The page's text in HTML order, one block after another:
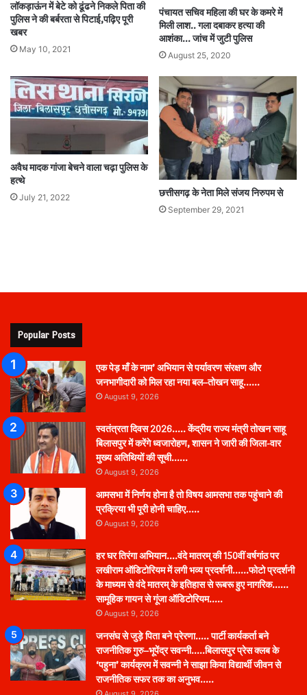
लॉकड़ाऊंन में बेटे को ढूंढने निकले पिता की
पुलिस ने की बर्बरता से पिटाई,पढ़िए पूरी
खबर
May 10, 2021
पंचायत सचिव महिला की घर के कमरे में
मिली लाश.. गला दबाकर हत्या की
आशंका… जांच में जुटी पुलिस
August 25, 2020
अवैध मादक गांजा बेचने वाला चढ़ा पुलिस के
हत्थे
July 21, 2022
छत्तीसगढ़ के नेता मिले संजय निरुपम से
September 29, 2021
Popular Posts
एक पेड़ माँ के नाम’ अभियान से पर्यावरण संरक्षण और
जनभागीदारी को मिल रहा नया बल–तोखन साहू……
August 9, 2026
स्वतंत्रता दिवस 2026….. केंद्रीय राज्य मंत्री तोखन साहू
बिलासपुर में करेंगे ध्वजारोहण, शासन ने जारी की जिला-वार
मुख्य अतिथियों की सूची……
August 9, 2026
आमसभा में निर्णय होना है तो विषय आमसभा तक पहुंचाने की
प्रक्रिया भी पूरी होनी चाहिए…..
August 9, 2026
हर घर तिरंगा अभियान….वंदे मातरम् की 150वीं वर्षगांठ पर
लखीराम ऑडिटोरियम में लगी भव्य प्रदर्शनी……फोटो प्रदर्शनी
के माध्यम से वंदे मातरम् के इतिहास से रूबरू हुए नागरिक……
सामूहिक गायन से गूंजा ऑडिटोरियम…..
August 9, 2026
जनसंघ से जुड़े पिता बने प्रेरणा….. पार्टी कार्यकर्ता बने
राजनीतिक गुरु–भूपेंद्र सवन्नी…..बिलासपुर प्रेस क्लब के
‘पहुना’ कार्यक्रम में सवन्नी ने साझा किया विद्यार्थी जीवन से
राजनीतिक सफर तक का अनुभव…..